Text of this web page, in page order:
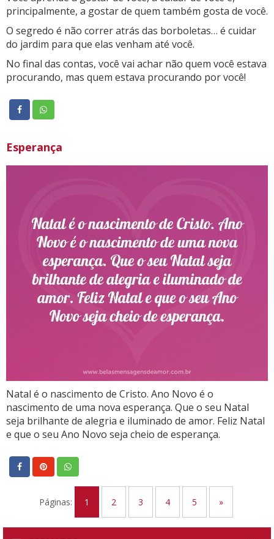
principalmente, a gostar de quem também gosta de você.
O segredo é não correr atrás das borboletas… é cuidar
do jardim para que elas venham até você.
No final das contas, você vai achar não quem você estava
procurando, mas quem estava procurando por você!
Esperança
Natal é o nascimento de Cristo. Ano Novo é o
nascimento de uma nova esperança. Que o seu Natal
seja brilhante de alegria e iluminado de amor. Feliz Natal
e que o seu Ano Novo seja cheio de esperança.
Páginas: 1 2 3 4 5 »